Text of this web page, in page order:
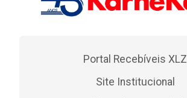
Portal Recebíveis XLZ
Site Institucional